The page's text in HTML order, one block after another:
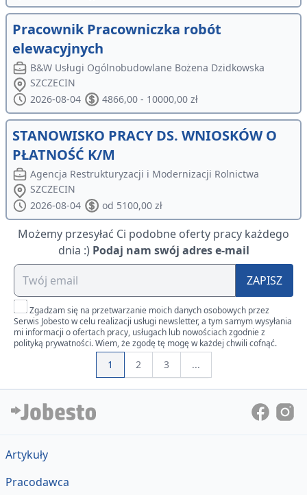
Pracownik Pracowniczka robót
elewacyjnych
B&W Usługi Ogólnobudowlane Bożena Dzidkowska
SZCZECIN
2026-08-04
4866,00 - 10000,00 zł
STANOWISKO PRACY DS. WNIOSKÓW O
PŁATNOŚĆ K/M
Agencja Restrukturyzacji i Modernizacji Rolnictwa
SZCZECIN
2026-08-04
od 5100,00 zł
Możemy przesyłać Ci podobne oferty pracy każdego
dnia :) Podaj nam swój adres e-mail
ZAPISZ
Zgadzam się na przetwarzanie moich danych osobowych przez
Serwis Jobesto w celu realizacji usługi newsletter, a tym samym wysyłania
mi informacji o ofertach pracy, usługach lub nowościach zgodnie z
polityką prywatności. Wiem, że zgodę tę mogę w każdej chwili cofnąć.
1 2 3 ...
Artykuły
Pracodawca